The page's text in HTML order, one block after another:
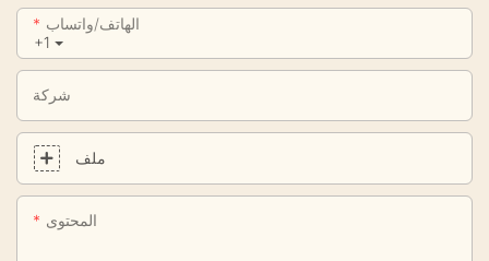
+1
الهاتف/واتساب
شركة
ملف
المحتوى